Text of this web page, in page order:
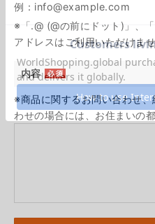
例：info@example.com
※「.@ (@の前にドット)」、
アドレスはご利用いただけま
内容
※商品に関するお問い合わせ
わせの場合には、お住まいの